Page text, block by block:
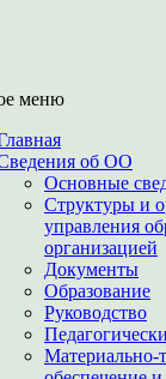
меню
об ОО
Основные
Структуры и
управления
организацией
Документы
Образование
Руководство
Материально-